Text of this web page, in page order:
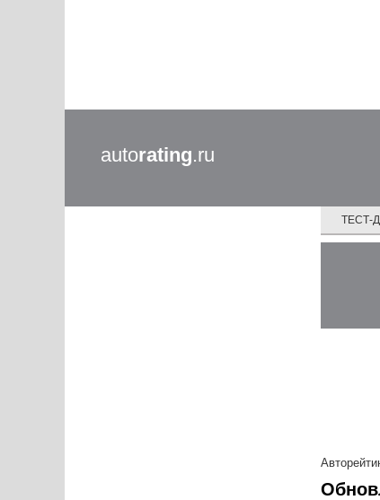
autorating.ru
ТЕСТ-